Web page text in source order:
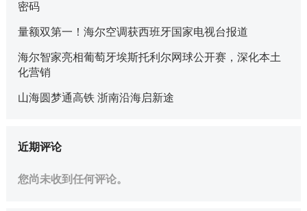
密码
量额双第一！海尔空调获西班牙国家电视台报道
海尔智家亮相葡萄牙埃斯托利尔网球公开赛，深化本土
化营销
山海圆梦通高铁 浙南沿海启新途
近期评论
您尚未收到任何评论。